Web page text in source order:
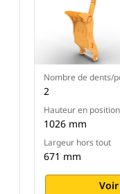
Nombre de dents/
2
Hauteur en
1026 mm
Largeur hors tout
671 mm